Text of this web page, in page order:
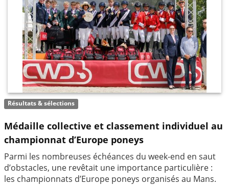
Résultats & sélections
Médaille collective et classement individuel au
championnat d’Europe poneys
Parmi les nombreuses échéances du week-end en saut
d’obstacles, une revêtait une importance particulière :
les championnats d’Europe poneys organisés au Mans.